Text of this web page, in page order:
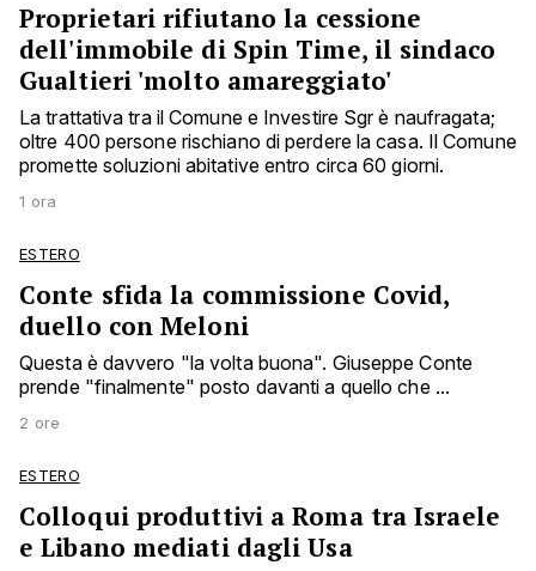
Proprietari rifiutano la cessione
dell'immobile di Spin Time, il sindaco
Gualtieri 'molto amareggiato'
La trattativa tra il Comune e Investire Sgr è naufragata;
oltre 400 persone rischiano di perdere la casa. Il Comune
promette soluzioni abitative entro circa 60 giorni.
1 ora
ESTERO
Conte sfida la commissione Covid,
duello con Meloni
Questa è davvero "la volta buona". Giuseppe Conte
prende "finalmente" posto davanti a quello che ...
2 ore
ESTERO
Colloqui produttivi a Roma tra Israele
e Libano mediati dagli Usa